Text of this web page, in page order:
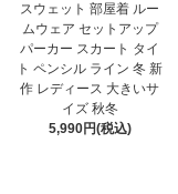
スウェット 部屋着 ルー
ムウェア セットアップ
パーカー スカート タイ
ト ペンシル ライン 冬 新
作 レディース 大きいサ
イズ 秋冬
5,990円(税込)